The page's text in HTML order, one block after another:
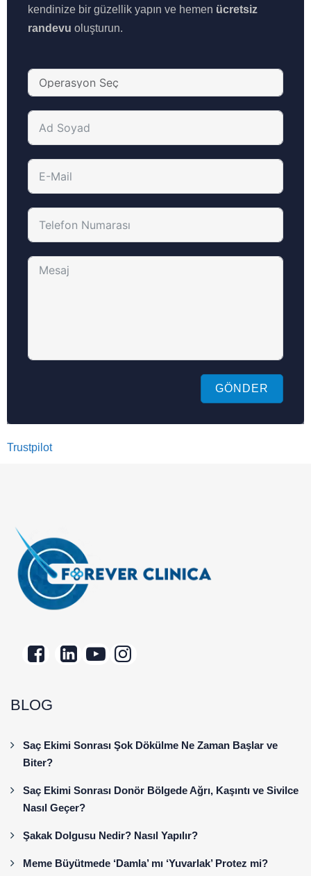
kendinize bir güzellik yapın ve hemen ücretsiz
randevu oluşturun.
GÖNDER
Trustpilot
BLOG
Saç Ekimi Sonrası Şok Dökülme Ne Zaman Başlar ve
Biter?
Saç Ekimi Sonrası Donör Bölgede Ağrı, Kaşıntı ve Sivilce
Nasıl Geçer?
Şakak Dolgusu Nedir? Nasıl Yapılır?
Meme Büyütmede ‘Damla’ mı ‘Yuvarlak’ Protez mi?